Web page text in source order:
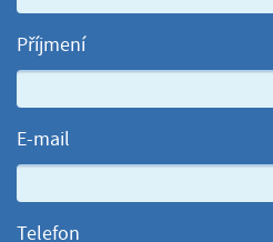
Příjmení
E-mail
Telefon